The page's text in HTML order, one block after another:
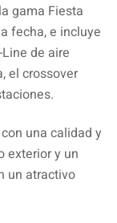
gama Fiesta
fecha, e incluye
de aire
el crossover
una calidad y
exterior y un
un atractivo